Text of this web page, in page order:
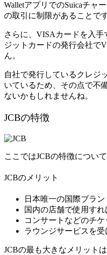
WalletアプリでのSuicaチャ
の取引に制限があることです
さらに、VISAカードを入
ジットカードの発行会社で
ん。
自社で発行しているクレジ
いているため、その点で不
ないかもしれませんね。
JCBの特徴
ここではJCBの特徴につい
JCBのメリット
日本唯一の国際ブラン
国内の店舗で使用す
コンサートなどのチ
ラウンジサービスを受
JCBの最も大きなメリット